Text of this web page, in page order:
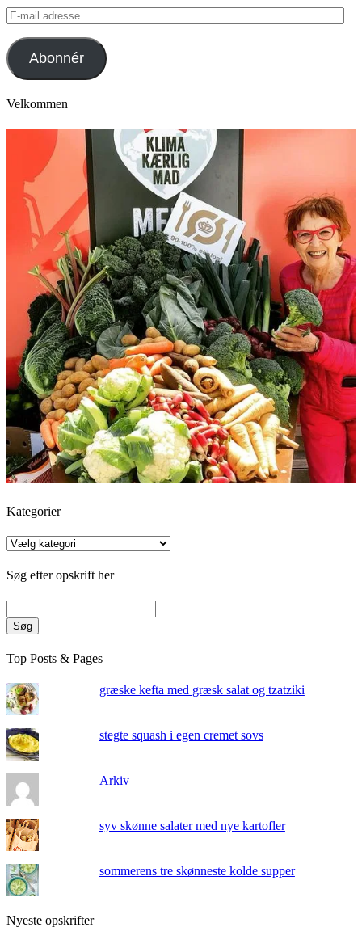
E-
mail
adresse
Abonnér
Velkommen
Kategorier
Kategorier
Søg efter opskrift her
Søg
Top Posts & Pages
græske kefta med græsk salat og tzatziki
stegte squash i egen cremet sovs
Arkiv
syv skønne salater med nye kartofler
sommerens tre skønneste kolde supper
Nyeste opskrifter